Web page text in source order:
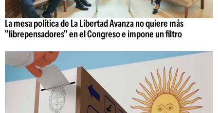
La mesa política de La Libertad Avanza no quiere más
"librepensadores" en el Congreso e impone un filtro